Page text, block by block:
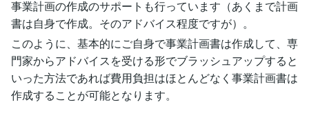
事業計画の作成のサポートも行っています（あくまで計画
書は自身で作成。そのアドバイス程度ですが）。
このように、基本的にご自身で事業計画書は作成して、専
門家からアドバイスを受ける形でブラッシュアップすると
いった方法であれば費用負担はほとんどなく事業計画書は
作成することが可能となります。